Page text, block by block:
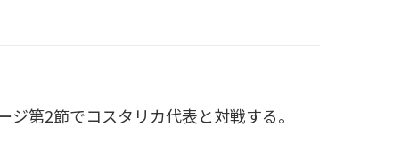
第2節でコスタリカ代表と対戦する。